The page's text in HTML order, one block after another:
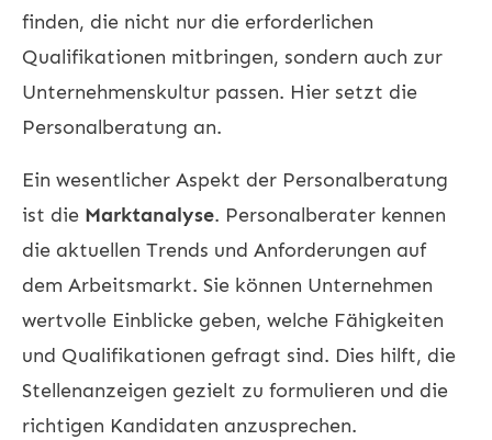
finden, die nicht nur die erforderlichen
Qualifikationen mitbringen, sondern auch zur
Unternehmenskultur passen. Hier setzt die
Personalberatung an.
Ein wesentlicher Aspekt der Personalberatung
ist die Marktanalyse. Personalberater kennen
die aktuellen Trends und Anforderungen auf
dem Arbeitsmarkt. Sie können Unternehmen
wertvolle Einblicke geben, welche Fähigkeiten
und Qualifikationen gefragt sind. Dies hilft, die
Stellenanzeigen gezielt zu formulieren und die
richtigen Kandidaten anzusprechen.